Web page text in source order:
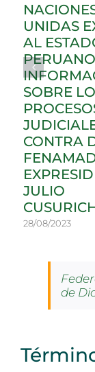
UNIDAS
AL
PERUANO
SOBRE
CONTRA
JULIO
28/08/2023
de